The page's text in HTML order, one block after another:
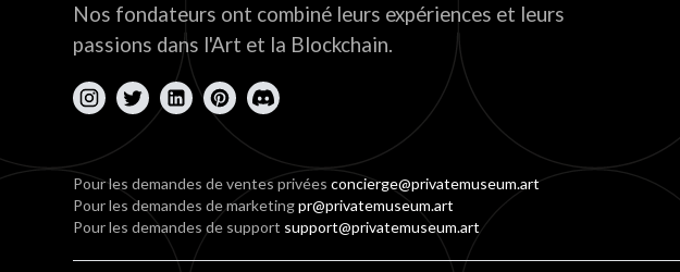
Nos fondateurs ont combiné leurs expériences et leurs
passions dans l'Art et la Blockchain.
Pour les demandes de ventes privéesconcierge@privatemuseum.art
Pour les demandes de marketingpr@privatemuseum.art
Pour les demandes de support support@privatemuseum.art